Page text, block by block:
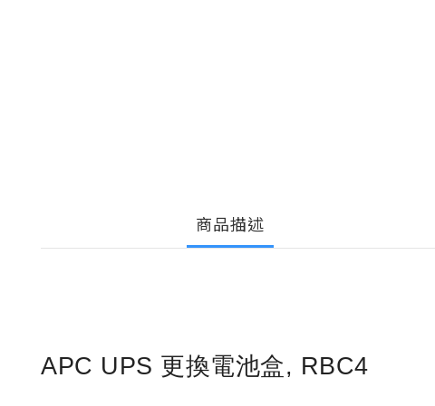
商品描述
APC UPS 更換電池盒, RBC4